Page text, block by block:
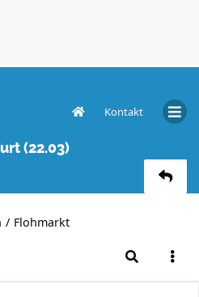
Kontakt
Haspa Hamburg (27.04)
(22.03)
Flohmarkt